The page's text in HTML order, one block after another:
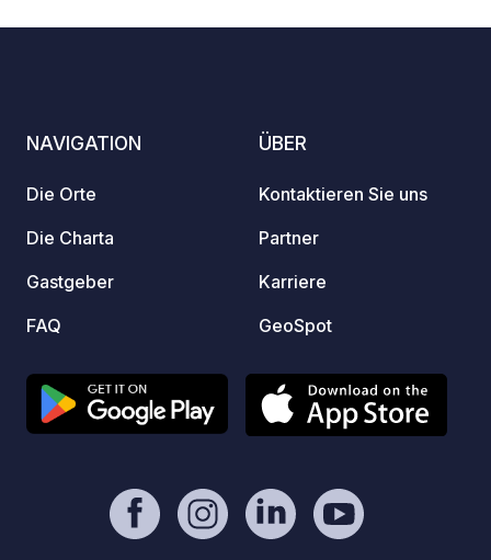
NAVIGATION
Die Orte
Die Charta
Gastgeber
FAQ
ÜBER
Kontaktieren Sie uns
Partner
Karriere
GeoSpot